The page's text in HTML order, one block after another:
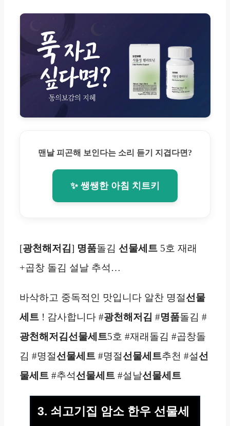
맨날 피곤해 보인다는 소리 듣기 지겹다면?
✨ 쌩쌩한 아침 치트키
[광천해저김] 명품돌김 선물세트 5호 재래
+곱창 돌김 설날 추석…
바삭하고 중독적인 맛입니다 알찬 명절선물
세트 ! 감사합니다 #광천해저김 #명품돌김 #
광천해저김선물세트5호 #재래돌김 #곱창돌
김 #명절선물세트 #명절선물세트추천 #설선
물세트 #추석선물세트 #설날선물세트
3. 쇠고기집 암소 한우 선물세